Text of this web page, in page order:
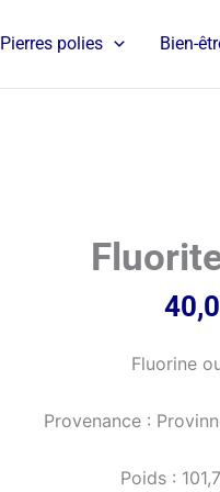
Pierres polies Bien-
Fluorine
Provenance :
Poids :